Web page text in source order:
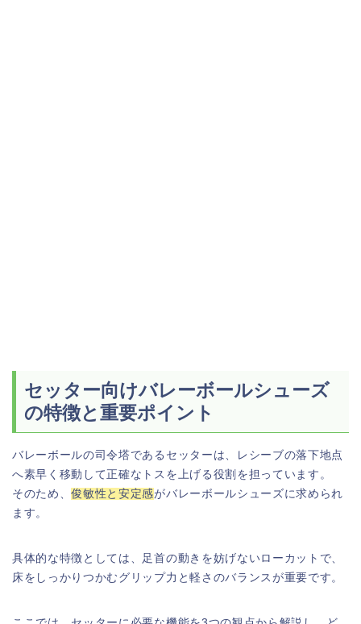
セッター向けバレーボールシューズ
の特徴と重要ポイント
バレーボールの司令塔であるセッターは、レシーブの落下地点
へ素早く移動して正確なトスを上げる役割を担っています。
そのため、俊敏性と安定感がバレーボールシューズに求められ
ます。
具体的な特徴としては、足首の動きを妨げないローカットで、
床をしっかりつかむグリップ力と軽さのバランスが重要です。